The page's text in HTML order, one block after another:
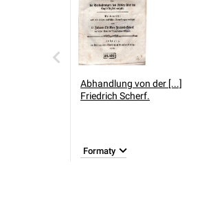
Abhandlung von der [...]
Friedrich Scherf.
Formaty